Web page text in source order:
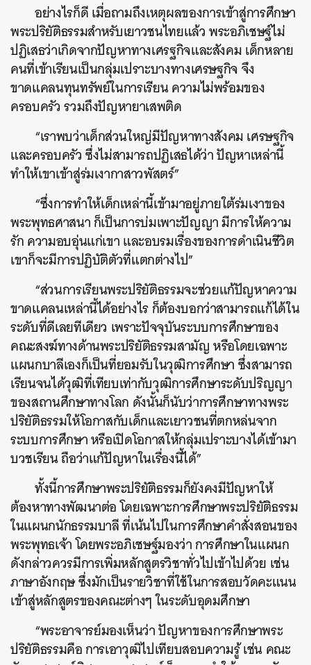
อย่างไรก็ดี เมื่อถามถึงเหตุผลของการเข้าสู่การศึกษา
พระปริยัติธรรมสำหรับเยาวชนไทยแล้ว พระอภิเชษฐ์ไม่
ปฏิเสธว่าเกิดจากปัญหาทางเศรฐกิจและสังคม เด็กหลาย
คนที่เข้าเรียนเป็นกลุ่มเปราะบางทางเศรษฐกิจ จึง
ขาดแคลนทุนทรัพย์ในการเรียน ความไม่พร้อมของ
ครอบครัว รวมถึงปัญหายาเสพติด
“เราพบว่าเด็กส่วนใหญ่มีปัญหาทางสังคม เศรษฐกิจ
และครอบครัว ซึ่งไม่สามารถปฏิเสธได้ว่า ปัญหาเหล่านี้
ทำให้เขาเข้าสู่ร่มเงากาสาวพัสตร์”
“ซึ่งการทำให้เด็กเหล่านี้เข้ามาอยู่ภายใต้ร่มเงาของ
พระพุทธศาสนา ก็เป็นการบ่มเพาะปัญญา มีการให้ความ
รัก ความอบอุ่นแก่เขา และอบรมเรื่องของการดำเนินชีวิต
เขาก็จะมีการปฏิบัติตัวที่แตกต่างไป”
“ส่วนการเรียนพระปริยัติธรรมจะช่วยแก้ปัญหาความ
ขาดแคลนเหล่านี้ได้อย่างไร ก็ต้องบอกว่าสามารถแก้ได้ใน
ระดับที่ดีเลยทีเดียว เพราะปัจจุบันระบบการศึกษาของ
คณะสงฆ์ทางด้านพระปริยัติธรรมสามัญ หรือโดยเฉพาะ
แผนกบาลีเองก็เป็นที่ยอมรับในวุฒิการศึกษา ซึ่งสามารถ
เรียนจนได้วุฒิที่เทียบเท่ากับวุฒิการศึกษาระดับปริญญา
ของสถานศึกษาทางโลก ดังนั้นก็นับว่าการศึกษาทางพระ
ปริยัติธรรมให้โอกาสกับเด็กและเยาวชนที่ตกหล่นจาก
ระบบการศึกษา หรือเปิดโอกาสให้กลุ่มเปราะบางได้เข้ามา
บวชเรียน ถือว่าแก้ปัญหาในเรื่องนี้ได้”
ทั้งนี้การศึกษาพระปริยัติธรรมก็ยังคงมีปัญหาให้
ต้องหาทางพัฒนาต่อ โดยเฉพาะการศึกษาพระปริยัติธรรม
ในแผนกนักธรรมบาลี ที่เน้นไปในการศึกษาคำสั่งสอนของ
พระพุทธเจ้า โดยพระอภิเชษฐ์มองว่า การศึกษาในแผนก
ดังกล่าวควรมีการเพิ่มหลักสูตรวิชาทั่วไปเข้าไปด้วย เช่น
ภาษาอังกฤษ ซึ่งมักเป็นรายวิชาที่ใช้ในการสอบวัดคะแนน
เข้าสู่หลักสูตรของคณะต่างๆ ในระดับอุดมศึกษา
“พระอาจารย์มองเห็นว่า ปัญหาของการศึกษาพระ
ปริยัติธรรมคือ การเอาวุฒิไปเทียบสอบความรู้ เช่น คณะ